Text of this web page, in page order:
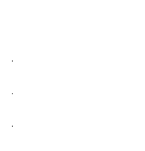
.
.
.